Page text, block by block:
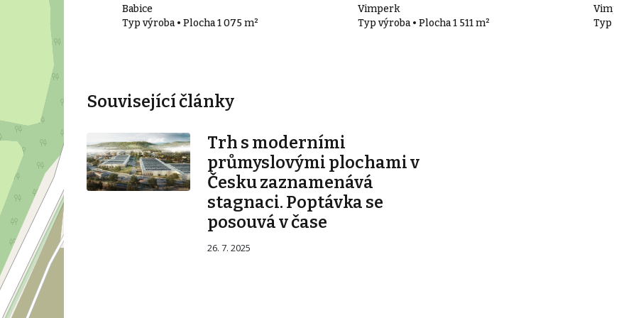
Babice
Typ výroba • Plocha 1 075 m²
Vimperk
Typ výroba • Plocha 1 511 m²
Vimperk
Typ
Související články
Trh s moderními
průmyslovými plochami v
Česku zaznamenává
stagnaci. Poptávka se
posouvá v čase
26. 7. 2025